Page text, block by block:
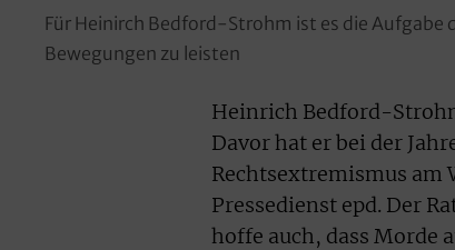
Für Heinirch Bedford-Strohm ist es die
Bewegungen zu leisten
Heinrich Bedford-
Davor hat er bei der
Rechtsextremismus am
Pressedienst epd. Der
hoffe auch, dass Morde